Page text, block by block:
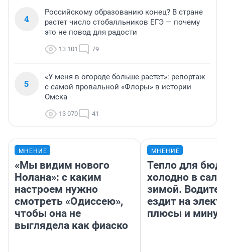
4
Российскому образованию конец? В стране
растет число стобалльников ЕГЭ — почему
это не повод для радости
13 101 79
5
«У меня в огороде больше растет»: репортаж
с самой провальной «Флоры» в истории
Омска
13 070 41
МНЕНИЕ
«Мы видим нового
Нолана»: с каким
настроем нужно
смотреть «Одиссею»,
чтобы она не
выглядела как фиаско
МНЕНИЕ
Тепло для
холодно в
зимой.
ездит на
плюсы и